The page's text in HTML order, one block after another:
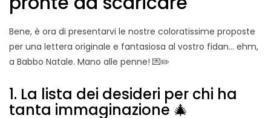
Bene, è ora di presentarvi le nostre coloratissime proposte
per una lettera originale e fantasiosa al vostro fidan… ehm,
a Babbo Natale. Mano alle penne! 💌✏️
1. La lista dei desideri per chi ha
tanta immaginazione 🎄